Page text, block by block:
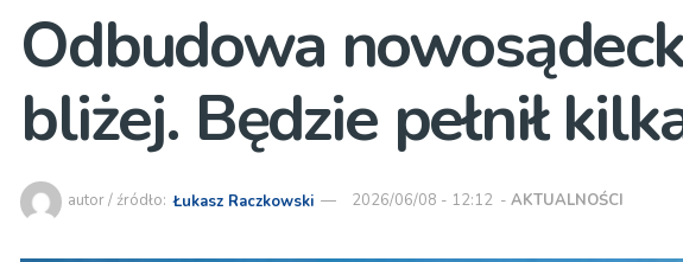
Odbudowa
bliżej. Będzie pełnił
autor / źródło: Łukasz Raczkowski 2026/06/08 - 12:12 - AKTUALNOŚCI